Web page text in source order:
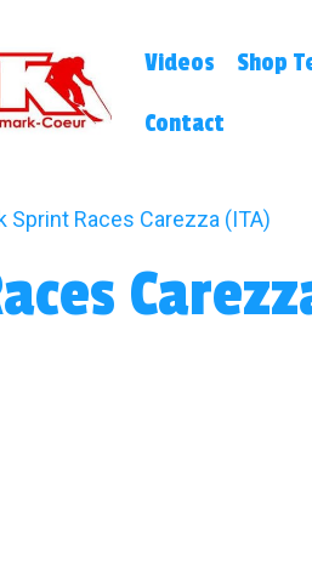
Videos Shop
Contact
Sprint Races Carezza (ITA)